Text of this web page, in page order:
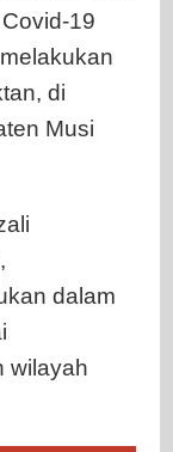
19
di
Musi
dalam
wilayah